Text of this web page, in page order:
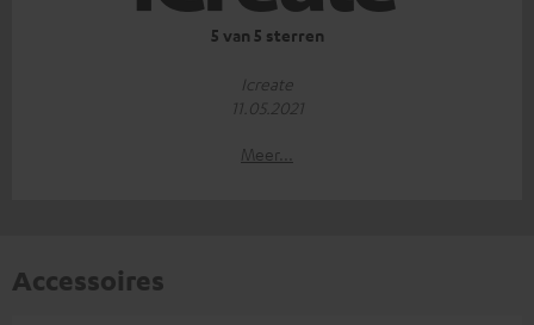
5 van 5 sterren
Icreate
11.05.2021
Meer...
Accessoires